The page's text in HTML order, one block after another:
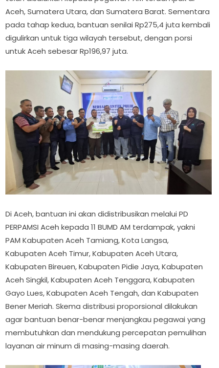
Aceh, Sumatera Utara, dan Sumatera Barat. Sementara
pada tahap kedua, bantuan senilai Rp275,4 juta kembali
digulirkan untuk tiga wilayah tersebut, dengan porsi
untuk Aceh sebesar Rp196,97 juta.
Di Aceh, bantuan ini akan didistribusikan melalui PD
PERPAMSI Aceh kepada 11 BUMD AM terdampak, yakni
PAM Kabupaten Aceh Tamiang, Kota Langsa,
Kabupaten Aceh Timur, Kabupaten Aceh Utara,
Kabupaten Bireuen, Kabupaten Pidie Jaya, Kabupaten
Aceh Singkil, Kabupaten Aceh Tenggara, Kabupaten
Gayo Lues, Kabupaten Aceh Tengah, dan Kabupaten
Bener Meriah. Skema distribusi proporsional dilakukan
agar bantuan benar-benar menjangkau pegawai yang
membutuhkan dan mendukung percepatan pemulihan
layanan air minum di masing-masing daerah.